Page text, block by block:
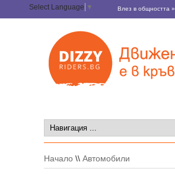
Select Language ▼ Влез в общността »
Начало \\ Автомобили